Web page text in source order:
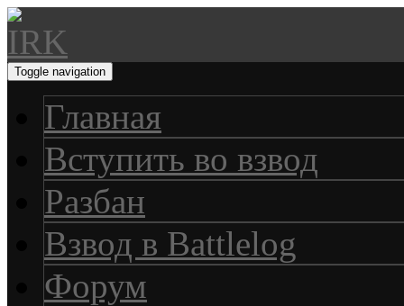
Toggle navigation
Главная
Вступить во взвод
Разбан
Взвод в Battlelog
Форум